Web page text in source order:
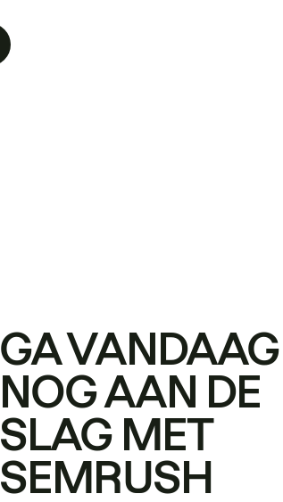
GA VANDAAG
NOG AAN DE
SLAG MET
SEMRUSH